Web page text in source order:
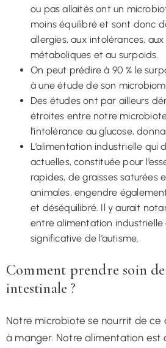
ou pas allaités ont un
moins équilibré et sont donc
allergies, aux intolérances,
métaboliques et au surpoids.
On peut prédire à 90 % le
à une étude de son
Des études ont par ailleurs
étroites entre notre
l’intolérance au glucose,
L’alimentation industrielle qui
actuelles, constituée pour
rapides, de graisses saturées
animales, engendre
et déséquilibré. Il y aurait
entre alimentation
significative de l’autisme.
Comment prendre soin
intestinale ?
Notre microbiote se nourrit de ce
à manger. Notre alimentation est